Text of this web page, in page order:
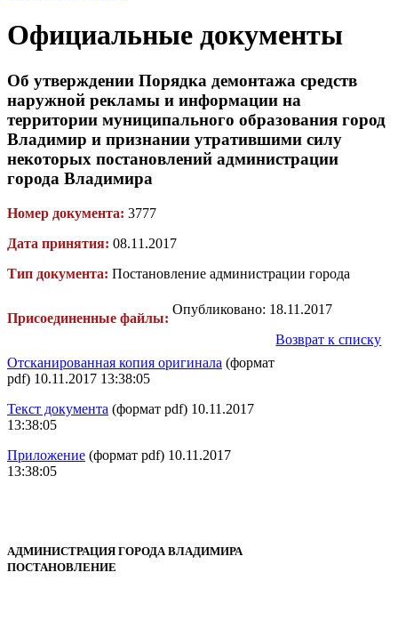
Официальные документы
Об утверждении Порядка демонтажа средств
наружной рекламы и информации на
территории муниципального образования город
Владимир и признании утратившими силу
некоторых постановлений администрации
города Владимира
Номер документа: 3777
Дата принятия: 08.11.2017
Тип документа: Постановление администрации города
Присоединенные файлы:
Отсканированная копия оригинала (формат
pdf) 10.11.2017 13:38:05
Текст документа (формат pdf) 10.11.2017
13:38:05
Приложение (формат pdf) 10.11.2017
13:38:05
АДМИНИСТРАЦИЯ ГОРОДА ВЛАДИМИРА
ПОСТАНОВЛЕНИЕ
Опубликовано: 18.11.2017
Возврат к списку